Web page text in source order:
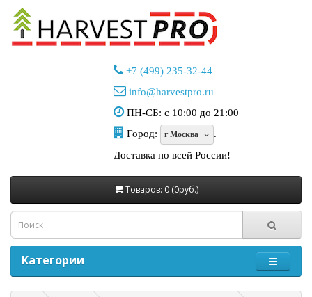
+7 (499) 235-32-44
info@harvestpro.ru
ПН-СБ: с 10:00 до 21:00
Город:
г Москва
.
Доставка по всей России!
Товаров: 0 (0руб.)
Категории